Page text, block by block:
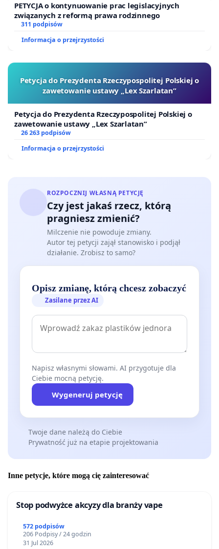
PETYCJA o kontynuowanie prac legislacyjnych
związanych z reformą prawa rodzinnego
311 podpisów
Informacja o przejrzystości
Petycja do Prezydenta Rzeczypospolitej Polskiej o
zawetowanie ustawy „Lex Szarlatan”
Petycja do Prezydenta Rzeczypospolitej Polskiej o
zawetowanie ustawy „Lex Szarlatan”
26 263 podpisów
Informacja o przejrzystości
ROZPOCZNIJ WŁASNĄ PETYCJĘ
Czy jest jakaś rzecz, którą
pragniesz zmienić?
Milczenie nie powoduje zmiany.
Autor tej petycji zajął stanowisko i podjął
działanie. Zrobisz to samo?
Opisz zmianę, którą chcesz zobaczyć
Zasilane przez AI
Napisz własnymi słowami. AI przygotuje dla
Ciebie mocną petycję.
Wygeneruj petycję
Twoje dane należą do Ciebie
Prywatność już na etapie projektowania
Inne petycje, które mogą cię zainteresować
Stop podwyżce akcyzy dla branży vape
572 podpisów
206 Podpisy / 24 godzin
31 Jul 2026